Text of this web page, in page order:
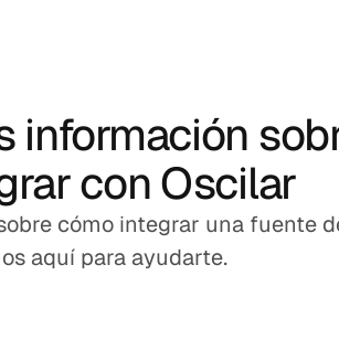
información
con Oscilar
cómo integrar una fuente
aquí para ayudarte.